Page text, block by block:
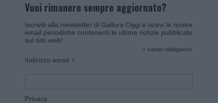
Vuoi rimanere sempre aggiornato?
Iscriviti alla newsletter di Gallura Oggi e ricevi le nostre
email periodiche contenenti le ultime notizie pubblicate
sul sito web!
* campo obbligatorio
Indirizzo email *
Privacy